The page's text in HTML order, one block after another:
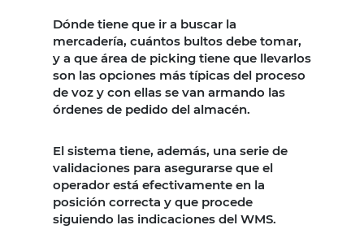
Dónde tiene que ir a buscar la
mercadería, cuántos bultos debe tomar,
y a que área de picking tiene que llevarlos
son las opciones más típicas del proceso
de voz y con ellas se van armando las
órdenes de pedido del almacén.
El sistema tiene, además, una serie de
validaciones para asegurarse que el
operador está efectivamente en la
posición correcta y que procede
siguiendo las indicaciones del WMS.